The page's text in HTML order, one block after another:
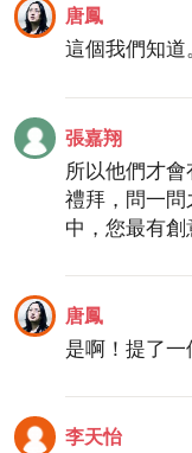
唐鳳
這個我們知道。
張嘉翔
所以他們才
禮拜，問一
中，您最有創
唐鳳
是啊！提了一
李天怡